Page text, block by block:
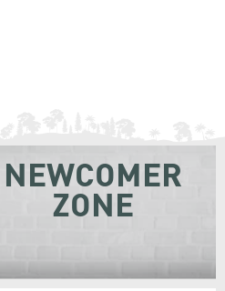
NEWCOMER
ZONE